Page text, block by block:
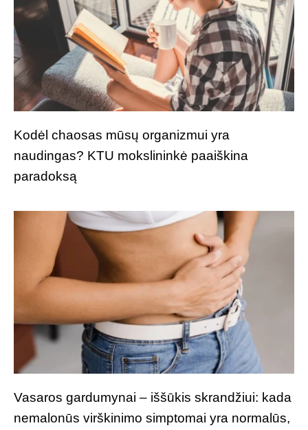
Kodėl chaosas mūsų organizmui yra
naudingas? KTU mokslininkė paaiškina
paradoksą
Vasaros gardumynai – iššūkis skrandžiui: kada
nemalonūs virškinimo simptomai yra normalūs,